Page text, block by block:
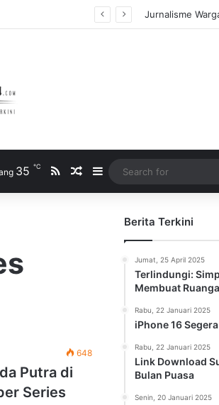
Jurnalisme
35 ℃ RSSRandom Article
Sidebar
648
Putra di
Series
Berita Terkini
Jumat, 25 April 2025
Terlindungi:
Membuat
Rabu, 22 Januari 2025
iPhone 16
Rabu, 22 Januari 2025
Link Download
Bulan Puasa
Senin, 20 Januari 2025